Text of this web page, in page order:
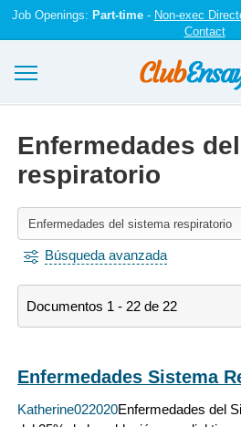
Job Openings: Part-time- Non-exec
Contact
Registrarse
Iniciar sesión
Contáctenos
Enfermedades
respiratorio
Búsqueda avanzada
Documentos 1 - 22 de 22
Enfermedades Sistema
Katherine022020Enfermedades del